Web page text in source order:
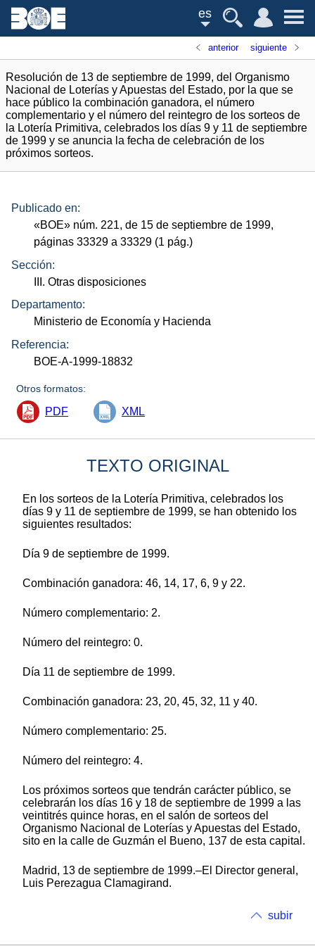
es
anterior siguiente
Resolución de 13 de septiembre de 1999, del Organismo
Nacional de Loterías y Apuestas del Estado, por la que se
hace público la combinación ganadora, el número
complementario y el número del reintegro de los sorteos de
la Lotería Primitiva, celebrados los días 9 y 11 de septiembre
de 1999 y se anuncia la fecha de celebración de los
próximos sorteos.
Publicado en:
«BOE» núm. 221, de 15 de septiembre de 1999,
páginas 33329 a 33329 (1 pág.)
Sección:
III. Otras disposiciones
Departamento:
Ministerio de Economía y Hacienda
Referencia:
BOE-A-1999-18832
Otros formatos:
PDF XML
TEXTO ORIGINAL
En los sorteos de la Lotería Primitiva, celebrados los
días 9 y 11 de septiembre de 1999, se han obtenido los
siguientes resultados:
Día 9 de septiembre de 1999.
Combinación ganadora: 46, 14, 17, 6, 9 y 22.
Número complementario: 2.
Número del reintegro: 0.
Día 11 de septiembre de 1999.
Combinación ganadora: 23, 20, 45, 32, 11 y 40.
Número complementario: 25.
Número del reintegro: 4.
Los próximos sorteos que tendrán carácter público, se
celebrarán los días 16 y 18 de septiembre de 1999 a las
veintitrés quince horas, en el salón de sorteos del
Organismo Nacional de Loterías y Apuestas del Estado,
sito en la calle de Guzmán el Bueno, 137 de esta capital.
Madrid, 13 de septiembre de 1999.–El Director general,
Luis Perezagua Clamagirand.
subir